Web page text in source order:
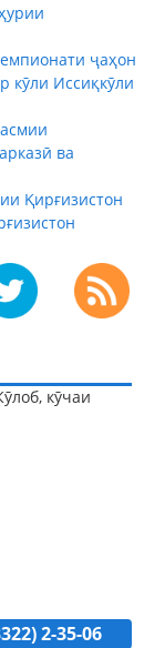
ҷаҳон
кӯли Иссиқкӯли
ва
Қирғизистон
кӯчаи
2-35-06